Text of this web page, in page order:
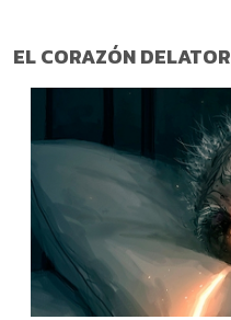
EL CORAZÓN DELATOR